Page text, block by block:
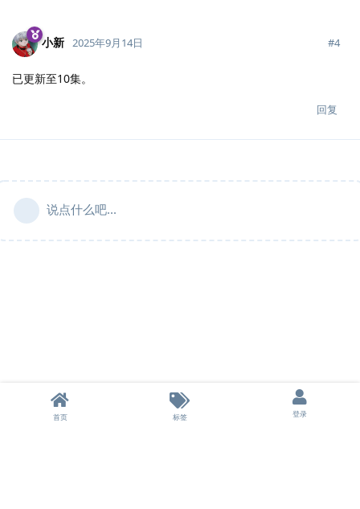
小新 2025年9月14日 #4
已更新至10集。
回复
说点什么吧...
首页 标签 登录